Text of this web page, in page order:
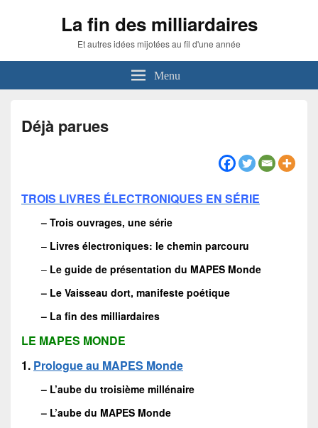
La fin des milliardaires
Et autres idées mijotées au fil d'une année
Menu
Déjà parues
TROIS LIVRES ÉLECTRONIQUES EN SÉRIE
– Trois ouvrages, une série
– Livres électroniques: le chemin parcouru
– Le guide de présentation du MAPES Monde
– Le Vaisseau dort, manifeste poétique
– La fin des milliardaires
LE MAPES MONDE
1. Prologue au MAPES Monde
– L’aube du troisième millénaire
– L’aube du MAPES Monde